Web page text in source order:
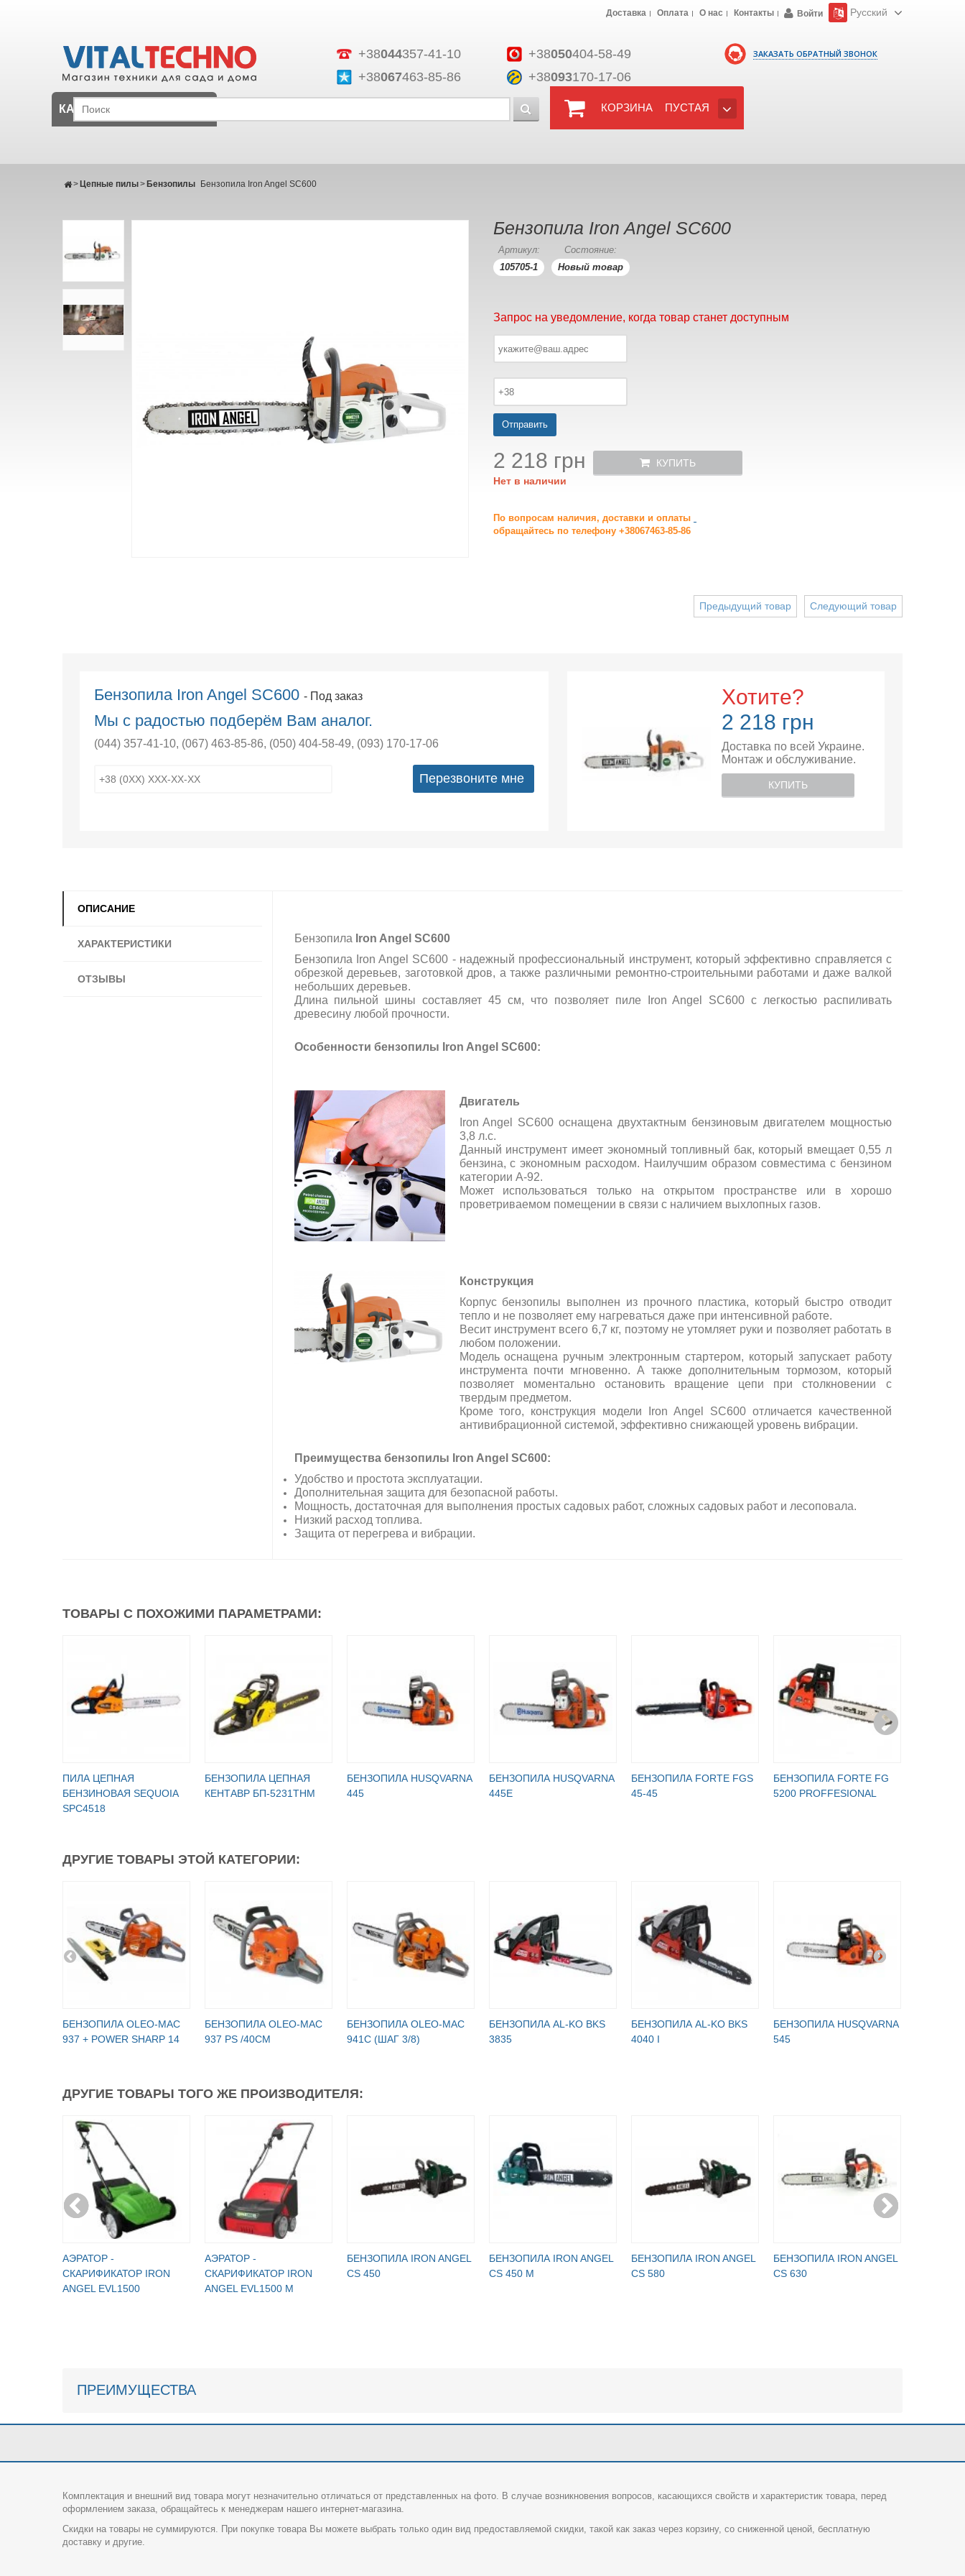
ЗАКАЗАТЬ ОБРАТНЫЙ ЗВОНОК
+38044357-41-10 +38050404-58-49
+38067463-85-86 +38093170-17-06
Доставка Оплата О нас Контакты Войти Русский
КОРЗИНА ПУСТАЯ
КАТАЛОГ
Цепные пилы
> Бензопилы
> Бензопила Iron Angel SC600
Бензопила Iron Angel SC600
Артикул:
105705-1
Состояние:
Новый товар
Запрос на уведомление, когда товар станет доступным
Отправить
2 218 грн
Нет в наличии
КУПИТЬ
По вопросам наличия, доставки и оплаты
обращайтесь по телефону +38067463-85-86
Следующий товар
Предыдущий товар
Бензопила Iron Angel SC600- Под заказ
Мы с радостью подберём Вам аналог.
(044) 357-41-10, (067) 463-85-86, (050) 404-58-49, (093) 170-17-06
Перезвоните мне
Хотите?
2 218 грн
Доставка по всей Украине.
Монтаж и обслуживание.
КУПИТЬ
ОПИСАНИЕ
ХАРАКТЕРИСТИКИ
ОТЗЫВЫ
Бензопила Iron Angel SC600
Бензопила Iron Angel SC600 - надежный профессиональный инструмент, который эффективно справляется с
обрезкой деревьев, заготовкой дров, а также различными ремонтно-строительными работами и даже валкой
небольших деревьев.
Длина пильной шины составляет 45 см, что позволяет пиле Iron Angel SC600 с легкостью распиливать
древесину любой прочности.
Особенности бензопилы Iron Angel SC600:
Двигатель
Iron Angel SC600 оснащена двухтактным бензиновым двигателем мощностью
3,8 л.с.
Данный инструмент имеет экономный топливный бак, который вмещает 0,55 л
бензина, с экономным расходом. Наилучшим образом совместима с бензином
категории А-92.
Может использоваться только на открытом пространстве или в хорошо
проветриваемом помещении в связи с наличием выхлопных газов.
Конструкция
Корпус бензопилы выполнен из прочного пластика, который быстро отводит
тепло и не позволяет ему нагреваться даже при интенсивной работе.
Весит инструмент всего 6,7 кг, поэтому не утомляет руки и позволяет работать в
любом положении.
Модель оснащена ручным электронным стартером, который запускает работу
инструмента почти мгновенно. А также дополнительным тормозом, который
позволяет моментально остановить вращение цепи при столкновении с
твердым предметом.
Кроме того, конструкция модели Iron Angel SC600 отличается качественной
антивибрационной системой, эффективно снижающей уровень вибрации.
Преимущества бензопилы Iron Angel SC600:
Удобство и простота эксплуатации.
Дополнительная защита для безопасной работы.
Мощность, достаточная для выполнения простых садовых работ, сложных садовых работ и лесоповала.
Низкий расход топлива.
Защита от перегрева и вибрации.
ТОВАРЫ С ПОХОЖИМИ ПАРАМЕТРАМИ:
ПИЛА ЦЕПНАЯ
БЕНЗИНОВАЯ SEQUOIA
SPC4518
БЕНЗОПИЛА ЦЕПНАЯ
КЕНТАВР БП-5231ТНМ
БЕНЗОПИЛА HUSQVARNA
445
БЕНЗОПИЛА HUSQVARNA
445Е
БЕНЗОПИЛА FORTE FGS
45-45
БЕНЗОПИЛА FORTE FG
5200 PROFFESIONAL
ДРУГИЕ ТОВАРЫ ЭТОЙ КАТЕГОРИИ:
БЕНЗОПИЛА OLEO-МАC
937 + POWER SHARP 14
БЕНЗОПИЛА OLEO-МАC
937 PS /40СМ
БЕНЗОПИЛА OLEO-МАC
941C (ШАГ 3/8)
БЕНЗОПИЛА AL-KO BKS
3835
БЕНЗОПИЛА AL-KO BKS
4040 I
БЕНЗОПИЛА HUSQVARNA
545
ДРУГИЕ ТОВАРЫ ТОГО ЖЕ ПРОИЗВОДИТЕЛЯ:
АЭРАТОР -
СКАРИФИКАТОР IRON
ANGEL EVL1500
АЭРАТОР -
СКАРИФИКАТОР IRON
ANGEL EVL1500 M
БЕНЗОПИЛА IRON ANGEL
CS 450
БЕНЗОПИЛА IRON ANGEL
CS 450 M
БЕНЗОПИЛА IRON ANGEL
CS 580
БЕНЗОПИЛА IRON ANGEL
CS 630
ПРЕИМУЩЕСТВА
Комплектация и внешний вид товара могут незначительно отличаться от представленных на фото. В случае возникновения вопросов, касающихся свойств и характеристик товара, перед
оформлением заказа, обращайтесь к менеджерам нашего интернет-магазина.
Скидки на товары не суммируются. При покупке товара Вы можете выбрать только один вид предоставляемой скидки, такой как заказ через корзину, со сниженной ценой, бесплатную
доставку и другие.